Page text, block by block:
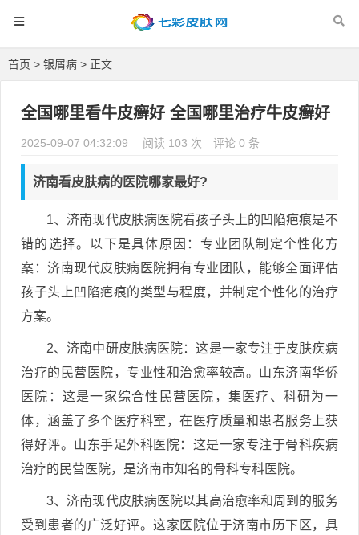
首页 > 银屑病 > 正文
全国哪里看牛皮癣好 全国哪里治疗牛皮癣好
2025-09-07 04:32:09 阅读 103 次 评论 0 条
济南看皮肤病的医院哪家最好?
1、济南现代皮肤病医院看孩子头上的凹陷疤痕是不
错的选择。以下是具体原因：专业团队制定个性化方
案：济南现代皮肤病医院拥有专业团队，能够全面评估
孩子头上凹陷疤痕的类型与程度，并制定个性化的治疗
方案。
2、济南中研皮肤病医院：这是一家专注于皮肤疾病
治疗的民营医院，专业性和治愈率较高。山东济南华侨
医院：这是一家综合性民营医院，集医疗、科研为一
体，涵盖了多个医疗科室，在医疗质量和患者服务上获
得好评。山东手足外科医院：这是一家专注于骨科疾病
治疗的民营医院，是济南市知名的骨科专科医院。
3、济南现代皮肤病医院以其高治愈率和周到的服务
受到患者的广泛好评。这家医院位于济南市历下区，具